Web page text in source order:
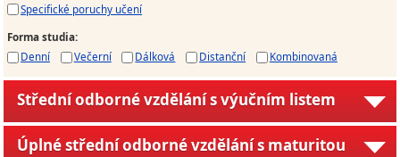
Specifické poruchy učení
Forma studia:
Denní
Večerní Dálková Distanční Kombinovaná
Střední odborné vzdělání s výučním listem
Úplné střední odborné vzdělání s maturitou